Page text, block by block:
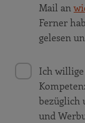
Mail an
Ferner
gelesen
Ich willige
bezüglich
und